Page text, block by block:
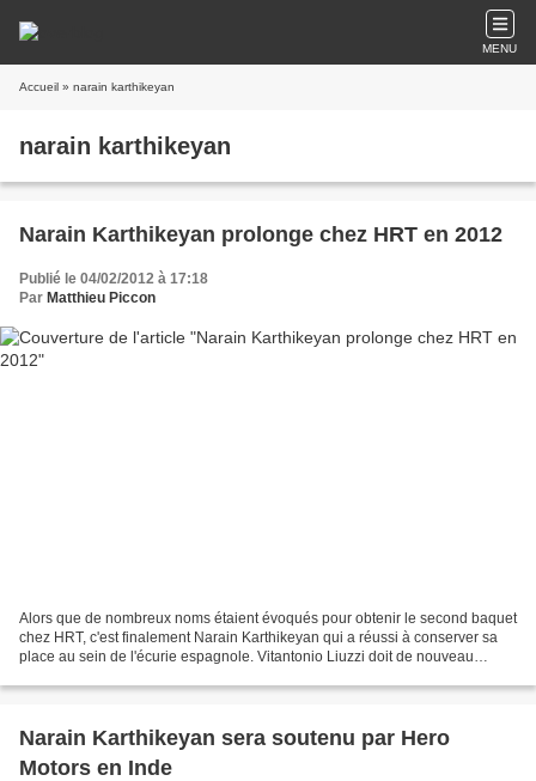
MENU
Accueil » narain karthikeyan
narain karthikeyan
Narain Karthikeyan prolonge chez HRT en 2012
Publié le 04/02/2012 à 17:18
Par Matthieu Piccon
Alors que de nombreux noms étaient évoqués pour obtenir le second baquet
chez HRT, c'est finalement Narain Karthikeyan qui a réussi à conserver sa
place au sein de l'écurie espagnole. Vitantonio Liuzzi doit de nouveau
Narain Karthikeyan sera soutenu par Hero
Motors en Inde